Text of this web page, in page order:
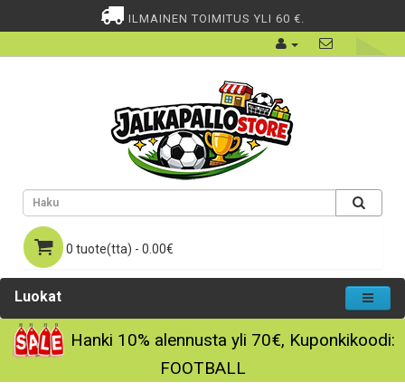
ILMAINEN TOIMITUS YLI 60 €.
0 tuote(tta) - 0.00€
Luokat
Hanki 10% alennusta yli 70€, Kuponkikoodi:
FOOTBALL